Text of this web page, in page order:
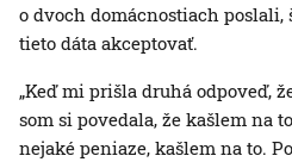
o dvoch domácnostiach poslali,
tieto dáta akceptovať.
„Keď mi prišla druhá odpoveď,
som si povedala, že kašlem na
nejaké peniaze, kašlem na to.